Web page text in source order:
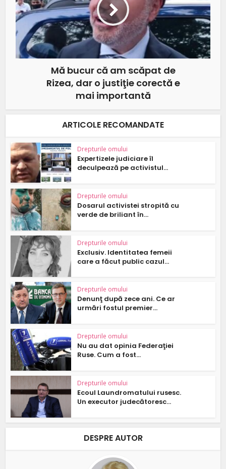
Mă bucur că am scăpat de
Rizea, dar o justiţie corectă e
mai importantă
ARTICOLE RECOMANDATE
Drepturile omului
Expertizele judiciare îl
deculpează pe activistul...
Drepturile omului
Dosarul activistei stropită cu
verde de briliant în...
Drepturile omului
Exclusiv. Identitatea femeii
care a făcut public cazul...
Drepturile omului
Denunţ după zece ani. Ce ar
urmări fostul premier...
Drepturile omului
Nu au dat opinia Federaţiei
Ruse. Cum a fost...
Drepturile omului
Ecoul Laundromatului rusesc.
Un executor judecătoresc...
DESPRE AUTOR